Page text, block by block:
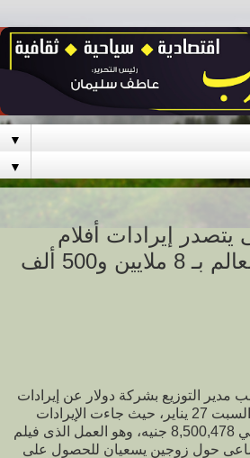
▼
▼
إيرادات أفلام
موسم منتصف العالم بـ 8 ملايين و500 ألف
التوزيع بشركة دولار عن إيرادات
أفلام الموسم حتى أمس السبت 27 يناير، حيث جاءت الإيرادات
كالتالي: فيلم طلق صناعي 8,500,478 جنيه، وهو العمل الذى فيلم
حول زوجين يسعيان للحصول على